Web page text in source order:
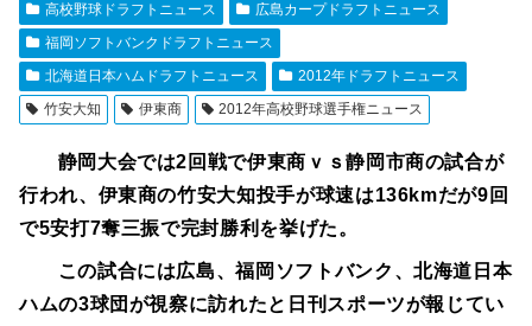
高校野球ドラフトニュース
広島カープドラフトニュース
福岡ソフトバンクドラフトニュース
北海道日本ハムドラフトニュース
2012年ドラフトニュース
竹安大知
伊東商 2012年高校野球選手権ニュース
静岡大会では2回戦で伊東商ｖｓ静岡市商の試合が
行われ、伊東商の竹安大知投手が球速は136kmだが9回
で5安打7奪三振で完封勝利を挙げた。
この試合には広島、福岡ソフトバンク、北海道日本
ハムの3球団が視察に訪れたと日刊スポーツが報じてい